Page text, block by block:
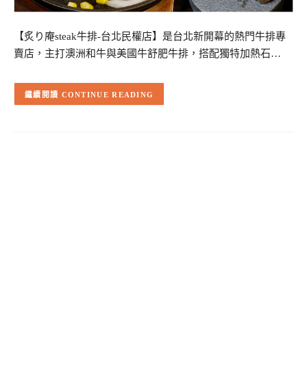
【炙り庵steak牛排-台北民權店】是台北新開幕的熱門牛排專
賣店，主打澳洲和牛與美國牛舒肥牛排，搭配獨特加熱石…
CONTINUE READING